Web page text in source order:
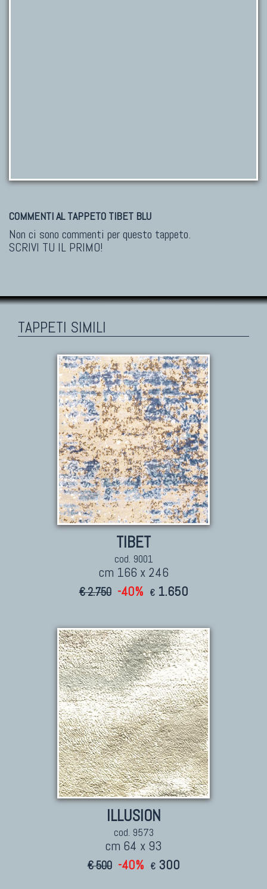
COMMENTI AL TAPPETO TIBET BLU
Non ci sono commenti per questo tappeto.
SCRIVI TU IL PRIMO!
TAPPETI SIMILI
TIBET
cod. 9001
cm 166 x 246
€ 2.750 -40% € 1.650
ILLUSION
cod. 9573
cm 64 x 93
€ 500 -40% € 300